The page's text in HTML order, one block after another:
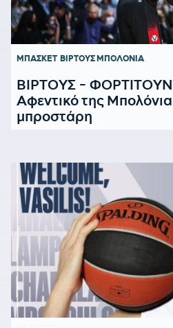
ΜΠΑΣΚΕΤ ΒΙΡΤΟΥΣ ΜΠΟΛΟΝΙΑ
ΒΙΡΤΟΥΣ -
Αφεντικό της Μπολόνια
μπροστάρη